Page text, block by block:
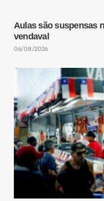
Aulas são suspensas
vendaval
06/08/2026